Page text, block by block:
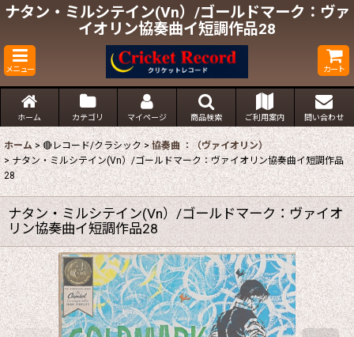
ナタン・ミルシテイン(Vn）/ゴールドマーク：ヴァ
イオリン協奏曲イ短調作品28
メニュー カート
ホーム カテゴリ マイページ 商品検索 ご利用案内 問い合わせ
ホーム > 🔴レコード/クラシック > 協奏曲 ：（ヴァイオリン）
> ナタン・ミルシテイン(Vn）/ゴールドマーク：ヴァイオリン協奏曲イ短調作品
28
ナタン・ミルシテイン(Vn）/ゴールドマーク：ヴァイオ
リン協奏曲イ短調作品28